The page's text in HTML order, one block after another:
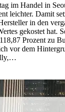
im Handel in
leichter. Damit
in den
gekostet hat.
Prozent zu
vor dem